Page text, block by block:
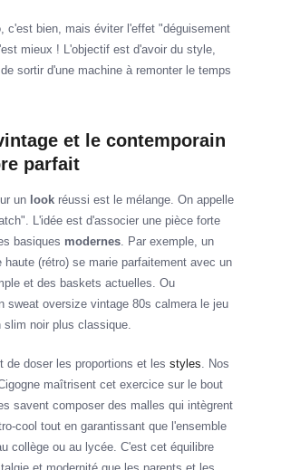
c'est bien, mais éviter l'effet "déguisement
mieux ! L'objectif est d'avoir du style,
sortir d'une machine à remonter le temps
et le contemporain
parfait
un look réussi est le mélange. On appelle
L'idée est d'associer une pièce forte
basiques modernes. Par exemple, un
haute (rétro) se marie parfaitement avec un
et des baskets actuelles. Ou
sweat oversize vintage 80s calmera le jeu
slim noir plus classique.
de doser les proportions et les styles. Nos
maîtrisent cet exercice sur le bout
savent composer des malles qui intègrent
cool tout en garantissant que l'ensemble
collège ou au lycée. C'est cet équilibre